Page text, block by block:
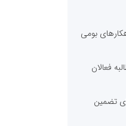
بومی
فعالان
تضمین